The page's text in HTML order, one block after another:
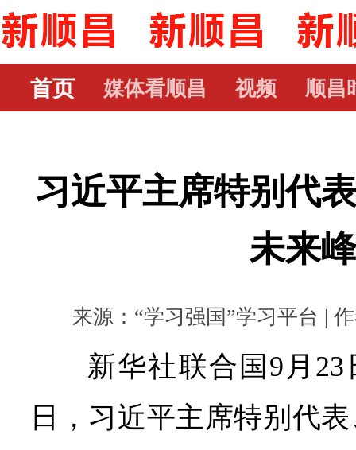
首页 媒体看顺昌 视频 顺昌
习近平主席特别代
未来
来源：“学习强国”学习平台 |
新华社联合国9月
日，习近平主席特别代